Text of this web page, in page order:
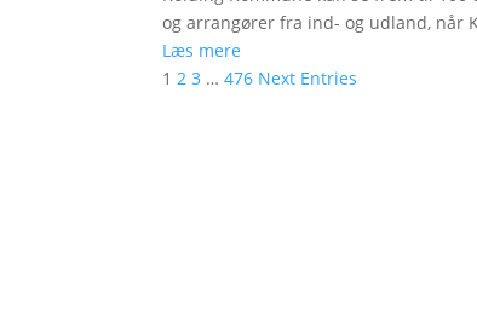
og arrangører fra ind- og udland, når
Læs mere
1 2 3 … 476 Next Entries